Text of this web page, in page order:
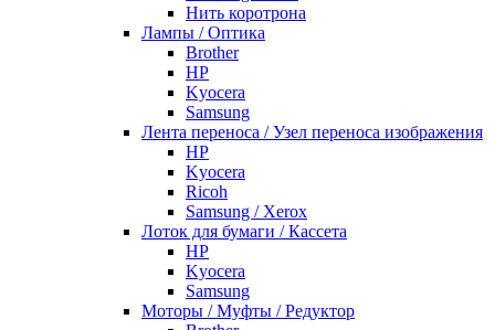
Нить коротрона
Лампы / Оптика
Brother
HP
Kyocera
Samsung
Лента переноса / Узел переноса изображения
HP
Kyocera
Ricoh
Samsung / Xerox
Лоток для бумаги / Кассета
HP
Kyocera
Samsung
Моторы / Муфты / Редуктор